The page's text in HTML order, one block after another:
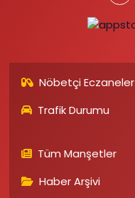
Nöbetçi Eczaneler
Trafik Durumu
Tüm Manşetler
Haber Arşivi